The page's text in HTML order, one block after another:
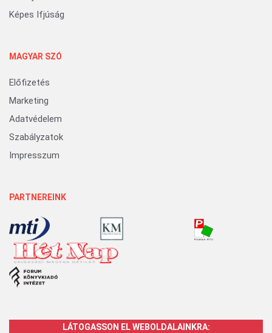
Képes Ifjúság
MAGYAR SZÓ
Előfizetés
Marketing
Adatvédelem
Szabályzatok
Impresszum
PARTNEREINK
LÁTOGASSON EL WEBOLDALAINKRA: